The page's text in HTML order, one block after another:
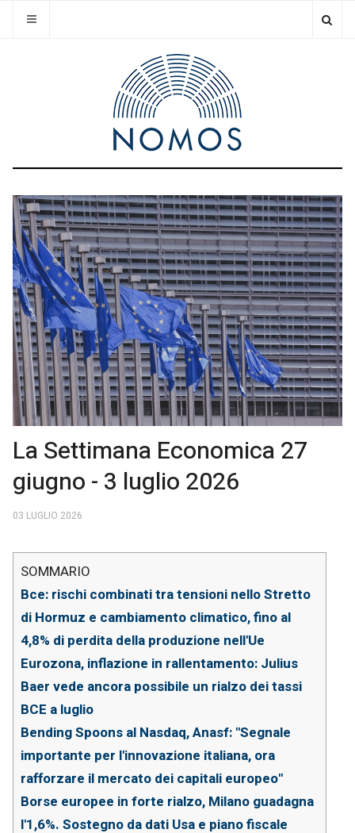
La Settimana Economica 27
giugno - 3 luglio 2026
03 LUGLIO 2026
Bce: rischi combinati tra tensioni nello Stretto
di Hormuz e cambiamento climatico, fino al
4,8% di perdita della produzione nell'Ue
Eurozona, inflazione in rallentamento: Julius
Baer vede ancora possibile un rialzo dei tassi
BCE a luglio
Bending Spoons al Nasdaq, Anasf: "Segnale
importante per l'innovazione italiana, ora
rafforzare il mercato dei capitali europeo"
Borse europee in forte rialzo, Milano guadagna
l'1,6%. Sostegno da dati Usa e piano fiscale